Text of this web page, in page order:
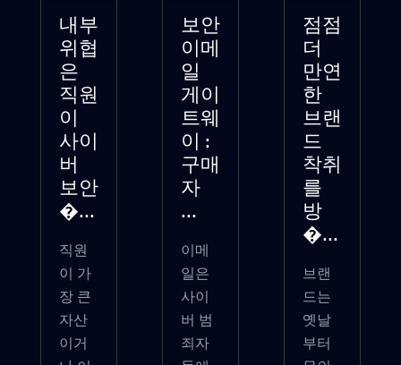
내부
위협
은
직원
이
사이
버
보안
�...
직원
이 가
장 큰
자산
이거
보안
이메
일
게이
트웨
이 :
구매
자
...
이메
일은
사이
버 범
죄자
점점
더
만연
한
브랜
드
착취
를
방
�...
브랜
드는
옛날
부터